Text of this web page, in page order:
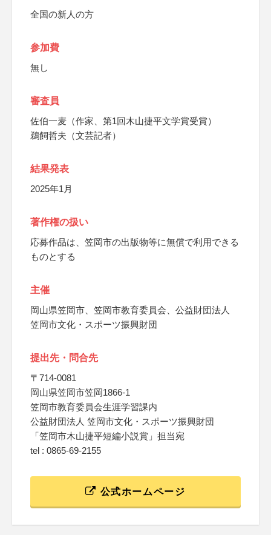
全国の新人の方
参加費
無し
審査員
佐伯一麦（作家、第1回木山捷平文学賞受賞）
鵜飼哲夫（文芸記者）
結果発表
2025年1月
著作権の扱い
応募作品は、笠岡市の出版物等に無償で利用できる
ものとする
主催
岡山県笠岡市、笠岡市教育委員会、公益財団法人
笠岡市文化・スポーツ振興財団
提出先・問合先
〒714-0081
岡山県笠岡市笠岡1866-1
笠岡市教育委員会生涯学習課内
公益財団法人 笠岡市文化・スポーツ振興財団
「笠岡市木山捷平短編小説賞」担当宛
tel : 0865-69-2155
公式ホームページ